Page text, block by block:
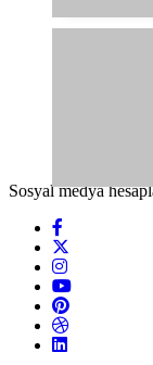
Sosyal medya